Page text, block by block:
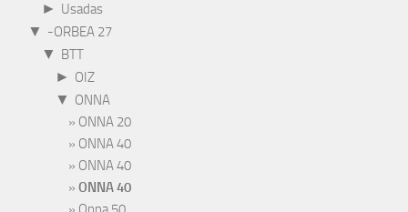
► Usadas
▼ -ORBEA 27
▼ BTT
► OIZ
▼ ONNA
ONNA 20
ONNA 40
ONNA 40
ONNA 40